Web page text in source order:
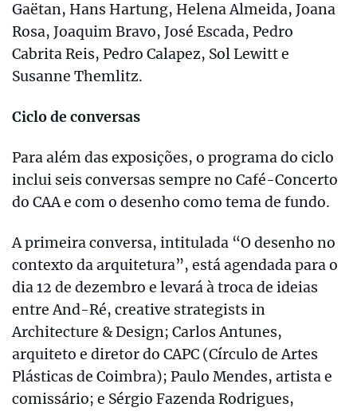
Gaëtan, Hans Hartung, Helena Almeida, Joana
Rosa, Joaquim Bravo, José Escada, Pedro
Cabrita Reis, Pedro Calapez, Sol Lewitt e
Susanne Themlitz.
Ciclo de conversas
Para além das exposições, o programa do ciclo
inclui seis conversas sempre no Café-Concerto
do CAA e com o desenho como tema de fundo.
A primeira conversa, intitulada “O desenho no
contexto da arquitetura”, está agendada para o
dia 12 de dezembro e levará à troca de ideias
entre And-Ré, creative strategists in
Architecture & Design; Carlos Antunes,
arquiteto e diretor do CAPC (Círculo de Artes
Plásticas de Coimbra); Paulo Mendes, artista e
comissário; e Sérgio Fazenda Rodrigues,